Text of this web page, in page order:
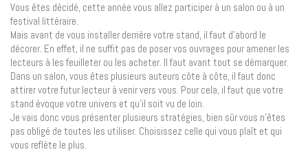
Vous êtes décidé, cette année vous allez participer à un salon ou à un
festival littéraire.
Mais avant de vous installer derrière votre stand, il faut d’abord le
décorer. En effet, il ne suffit pas de poser vos ouvrages pour amener les
lecteurs à les feuilleter ou les acheter. Il faut avant tout se démarquer.
Dans un salon, vous êtes plusieurs auteurs côte à côte, il faut donc
attirer votre futur lecteur à venir vers vous. Pour cela, il faut que votre
stand évoque votre univers et qu’il soit vu de loin.
Je vais donc vous présenter plusieurs stratégies, bien sûr vous n’êtes
pas obligé de toutes les utiliser. Choisissez celle qui vous plaît et qui
vous reflète le plus.